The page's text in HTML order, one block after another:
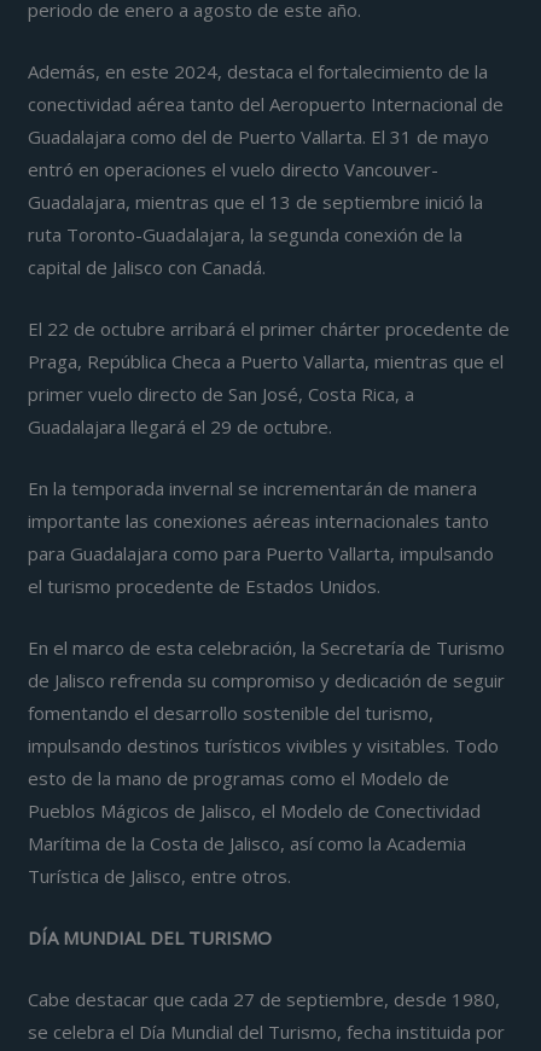
periodo de enero a agosto de este año.
Además, en este 2024, destaca el fortalecimiento de la
conectividad aérea tanto del Aeropuerto Internacional de
Guadalajara como del de Puerto Vallarta. El 31 de mayo
entró en operaciones el vuelo directo Vancouver-
Guadalajara, mientras que el 13 de septiembre inició la
ruta Toronto-Guadalajara, la segunda conexión de la
capital de Jalisco con Canadá.
El 22 de octubre arribará el primer chárter procedente de
Praga, República Checa a Puerto Vallarta, mientras que el
primer vuelo directo de San José, Costa Rica, a
Guadalajara llegará el 29 de octubre.
En la temporada invernal se incrementarán de manera
importante las conexiones aéreas internacionales tanto
para Guadalajara como para Puerto Vallarta, impulsando
el turismo procedente de Estados Unidos.
En el marco de esta celebración, la Secretaría de Turismo
de Jalisco refrenda su compromiso y dedicación de seguir
fomentando el desarrollo sostenible del turismo,
impulsando destinos turísticos vivibles y visitables. Todo
esto de la mano de programas como el Modelo de
Pueblos Mágicos de Jalisco, el Modelo de Conectividad
Marítima de la Costa de Jalisco, así como la Academia
Turística de Jalisco, entre otros.
DÍA MUNDIAL DEL TURISMO
Cabe destacar que cada 27 de septiembre, desde 1980,
se celebra el Día Mundial del Turismo, fecha instituida por